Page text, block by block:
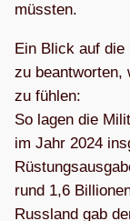
müssten.
Ein Blick auf die
zu beant­wor­ten,
zu füh­len:
So lagen die
im Jahr 2024
rund 1,6
Russ­land gab